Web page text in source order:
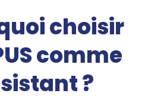
choisir
comme
?